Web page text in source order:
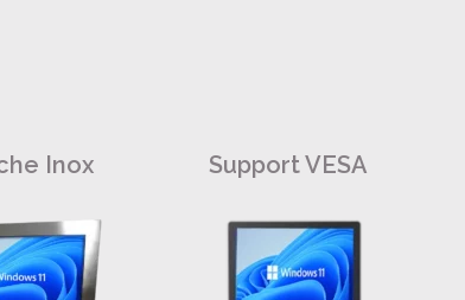
Inox Support VESA